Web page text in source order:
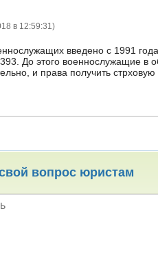
в 12:59:31)
введено с 1991
До этого военнослужащие в
и права получить
вопрос юристам